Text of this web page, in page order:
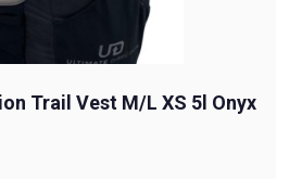
Trail Vest M/L XS 5l Onyx